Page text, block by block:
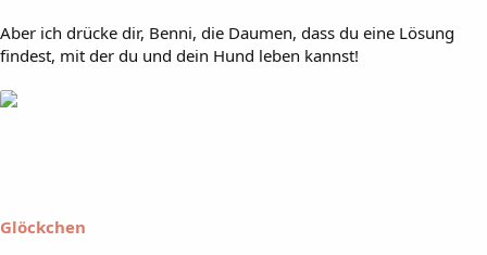
Aber ich drücke dir, Benni, die Daumen, dass du eine Lösung
findest, mit der du und dein Hund leben kannst!
Glöckchen